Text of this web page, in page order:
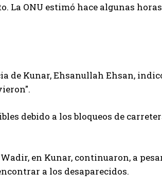
ONU estimó hace algunas horas
de Kunar, Ehsanullah Ehsan,
debido a los bloqueos de
en Kunar, continuaron, a
a los desaparecidos.